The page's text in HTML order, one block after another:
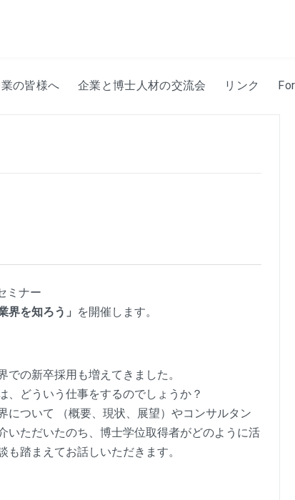
の皆様へ 企業と博士人材の交流会 リンク
ミナー
界を知ろう」 を開催します。
での新卒採用も増えてきました。
、どういう仕事をするのでしょうか？
について （概要、現状、展望）やコンサルタン
いただいたのち、博士学位取得者がどのように活
も踏まえてお話しいただきます。